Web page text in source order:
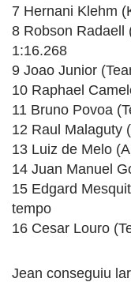
7 Hernani Klehm
8 Robson Radaell
1:16.268
9 Joao Junior
10 Raphael
11 Bruno Povoa
12 Raul Malaguty
13 Luiz de Melo
14 Juan Manuel
15 Edgard
tempo
16 Cesar Louro
Jean conseguiu